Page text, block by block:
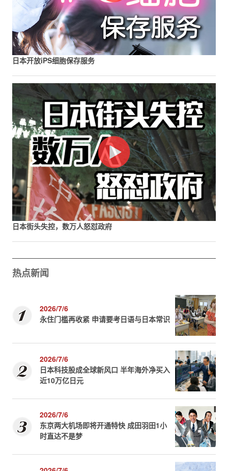
日本开放iPS细胞保存服务
日本街头失控，数万人怒怼政府
热点新闻
2026/7/6
永住门槛再收紧 申请要考日语与日本常识
2026/7/6
日本科技股成全球新风口 半年海外净买入
近10万亿日元
2026/7/6
东京两大机场即将开通特快 成田羽田1小
时直达不是梦